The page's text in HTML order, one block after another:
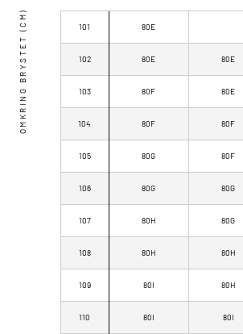
OMKRING BRYSTET (CM) 101 80E
102 80E 80E
103 80F 80E
104 80F 80F
105 80G 80F
106 80G 80G
107 80H 80G
108 80H 80H
109 80I 80H
110 80I 80I